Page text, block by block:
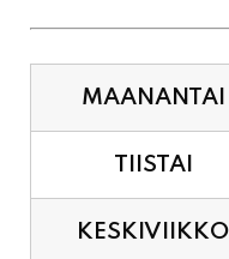
MAANANTAI
TIISTAI
KESKIVIIKKO